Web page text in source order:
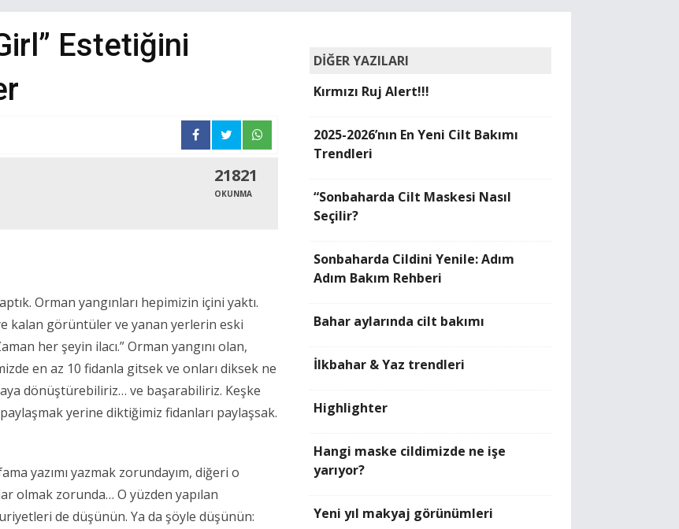
Estetiğini
21821
OKUNMA
Orman yangınları hepimizin içini yaktı.
kalan görüntüler ve yanan yerlerin eski
her şeyin ilacı.” Orman yangını olan,
en az 10 fidanla gitsek ve onları diksek ne
dönüştürebiliriz… ve başarabiliriz. Keşke
yerine diktiğimiz fidanları paylaşsak.
yazımı yazmak zorundayım, diğeri o
olmak zorunda… O yüzden yapılan
de düşünün. Ya da şöyle düşünün:
DİĞER YAZILARI
Kırmızı Ruj Alert!!!
2025-2026’nın En Yeni Cilt Bakımı
Trendleri
“Sonbaharda Cilt Maskesi Nasıl
Seçilir?
Sonbaharda Cildini Yenile: Adım
Adım Bakım Rehberi
Bahar aylarında cilt bakımı
İlkbahar & Yaz trendleri
Highlighter
Hangi maske cildimizde ne işe
yarıyor?
Yeni yıl makyaj görünümleri